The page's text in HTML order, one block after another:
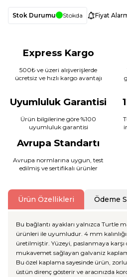
Stok Durumu Stokda Fiyat
Express Kargo
500₺ ve üzeri alışverişlerde
ücretsiz ve hızlı kargo avantajı
Uyumluluk Garantisi
Ürün bilgilerine göre %100
uyumluluk garantisi
Avrupa Standartı
Avrupa normlarına uygun, test
edilmiş ve sertifikalı ürünler
Ürün Özellikleri Ödeme
Bu bağlantı ayakları yalnızca Turtle
ürünleri ile uyumludur. 4 mm
üretilmiştir. Yüzeyi, paslanmaya karşı
mukavemet sağlayan galvaniz
Bu özel kaplama sayesinde ürün,
üstün direnç gösterir ve aracınızda